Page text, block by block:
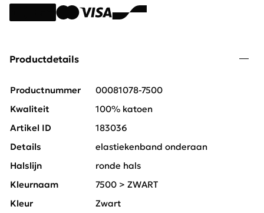
Productdetails
Productnummer
00081078-7500
Kwaliteit
100% katoen
Artikel ID
183036
Details
elastiekenband onderaan
Halslijn
ronde hals
Kleurnaam
7500 > ZWART
Kleur
Zwart